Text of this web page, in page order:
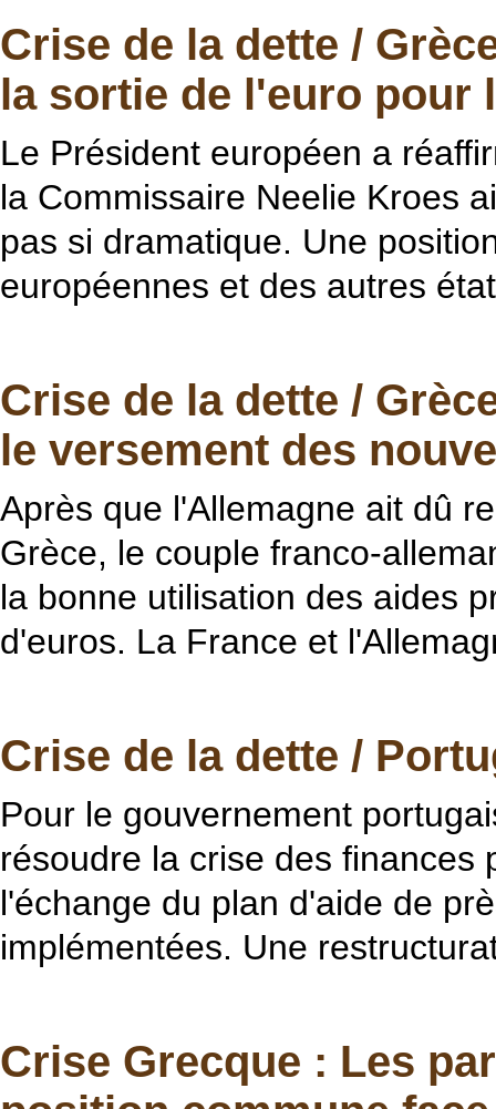
Crise de la dette /
la sortie de l'euro pour
Le Président européen a
la Commissaire Neelie Kroes
pas si dramatique. Une
européennes et des autres
Crise de la dette /
le versement des
Après que l'Allemagne ait dû
Grèce, le couple franco-
la bonne utilisation des aides
d'euros. La France et
Crise de la dette /
Pour le gouvernement
résoudre la crise des finances
l'échange du plan d'aide de
implémentées. Une
Crise Grecque : Les